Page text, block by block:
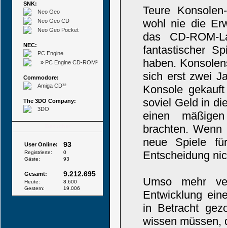
SNK:
Neo Geo
Neo Geo CD
Neo Geo Pocket
NEC:
PC Engine
» PC Engine CD-ROM²
Commodore:
Amiga CD³²
The 3DO Company:
3DO
User Online: 93
Registrierte:
0
Gäste:
93
Gesamt: 9.212.695
Heute:
8.600
Gestern:
19.006
Teure
wohl nie die
das CD-
fantastischer
haben.
sich erst zwei
Konsole
soviel Geld in
einen
brachten.
neue Spiele
Entscheidung
Umso mehr
Entwicklung
in Betracht
wissen müssen,